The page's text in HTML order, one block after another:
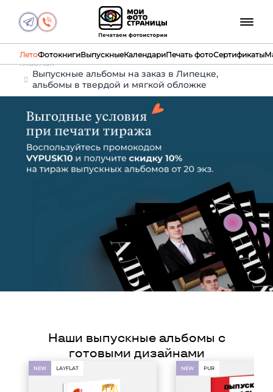
ЛетоФотокнигиВыпускныеКалендариПечать фотоСертификаты
Главная
Выпускные альбомы на заказ в Липецке,
альбомы в твердой и мягкой обложке
Наши выпускные альбомы с
готовыми дизайнами
NEW LAYFLAT NEW PUR